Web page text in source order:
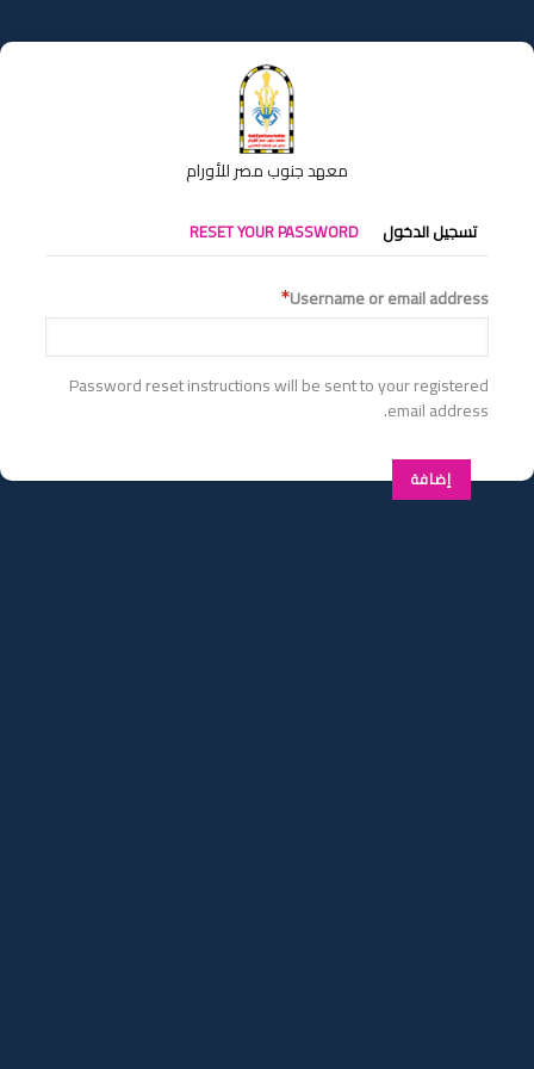
إلى
المحتوى
معهد جنوب مصر للأورام
التبويبات
الأساسية
تسجيل الدخول RESET YOUR PASSWORD
Username or email address
Password reset instructions will be sent to your registered
email address.